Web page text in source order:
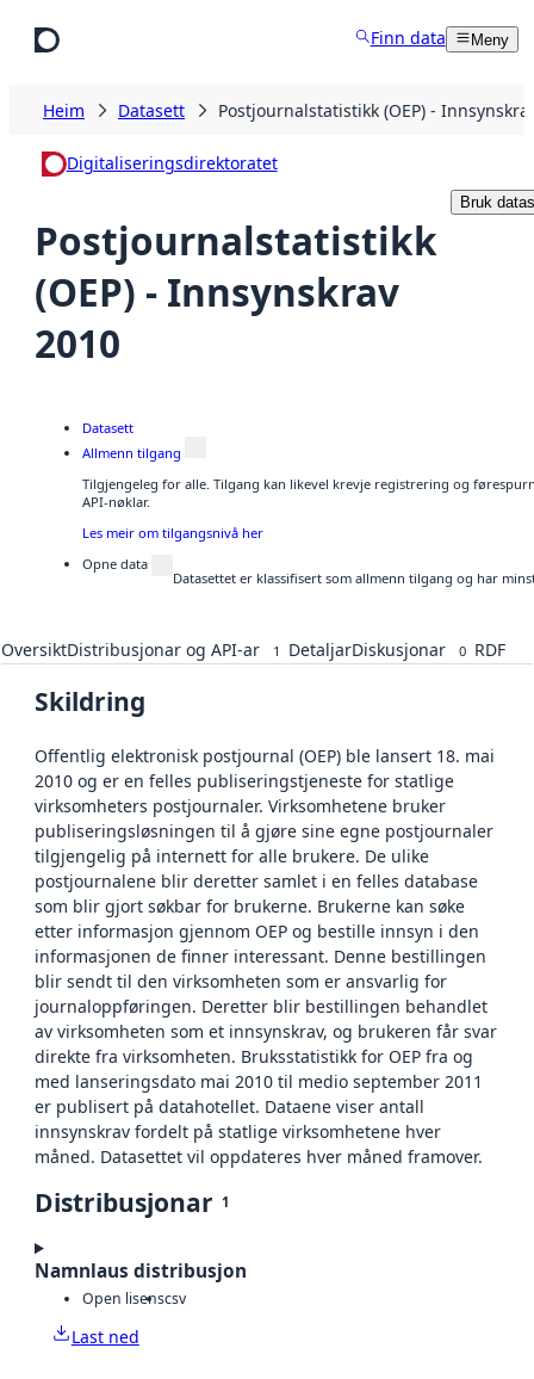
Finn data Meny
Heim Datasett Postjournalstatistikk (OEP) -
Digitaliseringsdirektoratet
Postjournalstatistikk
(OEP) - Innsynskrav
2010
Bruk
Datasett
Allmenn tilgang
Tilgjengeleg for alle. Tilgang kan likevel krevje registrering og
API-nøklar.
Les meir om tilgangsnivå her
Opne data
Datasettet er klassifisert som allmenn tilgang og har
OversiktDistribusjonar og API-ar 1 DetaljarDiskusjonar 0 RDF
Skildring
Offentlig elektronisk postjournal (OEP) ble lansert 18. mai
2010 og er en felles publiseringstjeneste for statlige
virksomheters postjournaler. Virksomhetene bruker
publiseringsløsningen til å gjøre sine egne postjournaler
tilgjengelig på internett for alle brukere. De ulike
postjournalene blir deretter samlet i en felles database
som blir gjort søkbar for brukerne. Brukerne kan søke
etter informasjon gjennom OEP og bestille innsyn i den
informasjonen de finner interessant. Denne bestillingen
blir sendt til den virksomheten som er ansvarlig for
journaloppføringen. Deretter blir bestillingen behandlet
av virksomheten som et innsynskrav, og brukeren får svar
direkte fra virksomheten. Bruksstatistikk for OEP fra og
med lanseringsdato mai 2010 til medio september 2011
er publisert på datahotellet. Dataene viser antall
innsynskrav fordelt på statlige virksomhetene hver
måned. Datasettet vil oppdateres hver måned framover.
Distribusjonar 1
Namnlaus distribusjon
Open lisenscsv
Last ned